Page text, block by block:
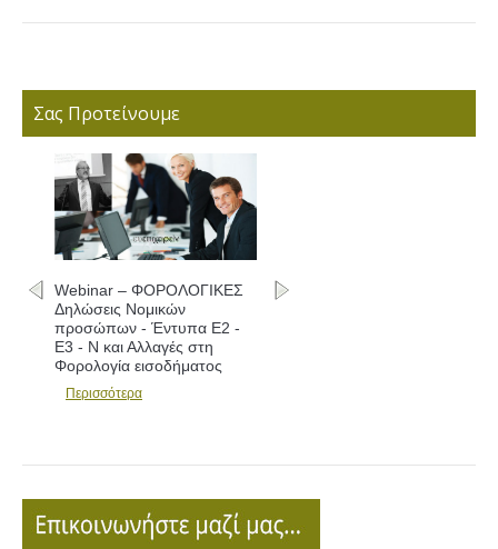
Σας Προτείνουμε
Έντυπα Ε2 -
στη
Webinar – ΦΟΡΟΛΟΓΙΚΕΣ
Δηλώσεις - Συμπλήρωση
εντύπων Ε1 - Ε2 - Ε3 και
Αλλαγές
Περισσότερα